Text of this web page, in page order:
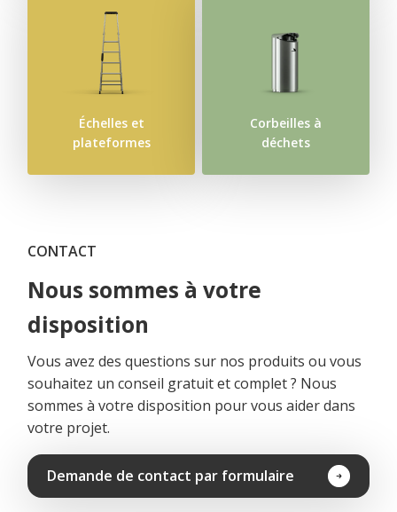
Échelles et
plateformes
Corbeilles à
déchets
CONTACT
Nous sommes à votre
disposition
Vous avez des questions sur nos produits ou vous
souhaitez un conseil gratuit et complet ? Nous
sommes à votre disposition pour vous aider dans
votre projet.
Demande de contact par formulaire